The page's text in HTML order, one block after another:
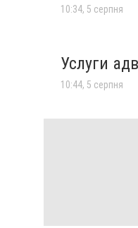
10:34, 5 серпня
Услуги
10:44, 5 серпня